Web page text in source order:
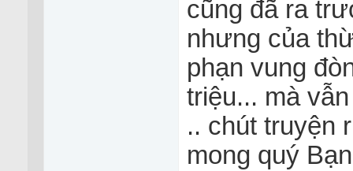
cũng đã ra
nhưng của
phạn vung
triệu... mà
.. chút truyện
mong quý